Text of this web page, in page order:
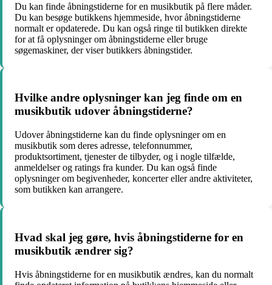
Du kan finde åbningstiderne for en musikbutik på flere måder.
Du kan besøge butikkens hjemmeside, hvor åbningstiderne
normalt er opdaterede. Du kan også ringe til butikken direkte
for at få oplysninger om åbningstiderne eller bruge
søgemaskiner, der viser butikkers åbningstider.
Hvilke andre oplysninger kan jeg finde om en
musikbutik udover åbningstiderne?
Udover åbningstiderne kan du finde oplysninger om en
musikbutik som deres adresse, telefonnummer,
produktsortiment, tjenester de tilbyder, og i nogle tilfælde,
anmeldelser og ratings fra kunder. Du kan også finde
oplysninger om begivenheder, koncerter eller andre aktiviteter,
som butikken kan arrangere.
Hvad skal jeg gøre, hvis åbningstiderne for en
musikbutik ændrer sig?
Hvis åbningstiderne for en musikbutik ændres, kan du normalt